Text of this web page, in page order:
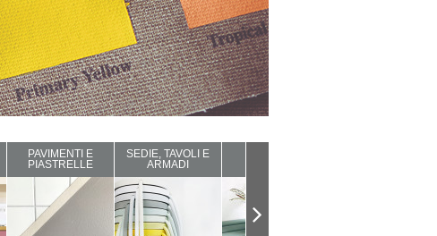
PAVIMENTI E
PIASTRELLE
SEDIE, TAVOLI E
ARMADI